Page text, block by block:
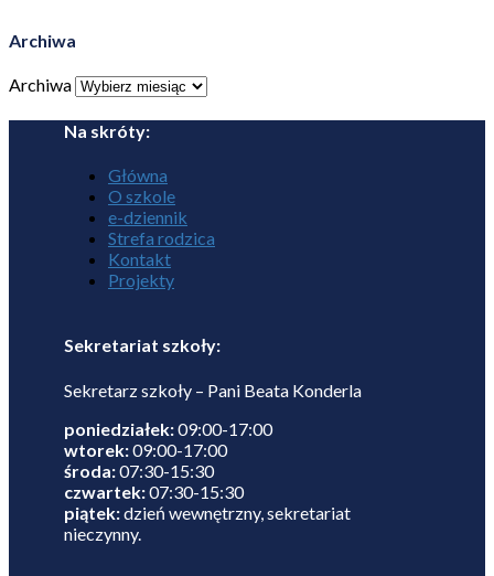
Archiwa
Archiwa
Na skróty:
Główna
O szkole
e-dziennik
Strefa rodzica
Kontakt
Projekty
Sekretariat szkoły:
Sekretarz szkoły – Pani Beata Konderla
poniedziałek:09:00-17:00
wtorek:09:00-17:00
środa:07:30-15:30
czwartek:07:30-15:30
piątek:dzień wewnętrzny, sekretariat
nieczynny.